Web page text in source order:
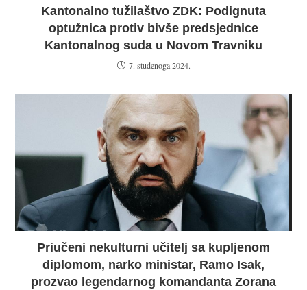
Kantonalno tužilaštvo ZDK: Podignuta
optužnica protiv bivše predsjednice
Kantonalnog suda u Novom Travniku
7. studenoga 2024.
Priučeni nekulturni učitelj sa kupljenom
diplomom, narko ministar, Ramo Isak,
prozvao legendarnog komandanta Zorana